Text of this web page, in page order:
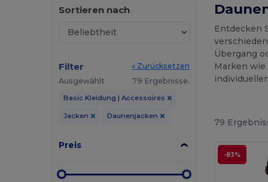
Sortieren nach
Filter
« Zurücksetzen
Ausgewählt
79 Ergebnisse.
Basic Kleidung | Accessoires
Jacken Daunenjacken
Preis
Entdecken
Übergang
Marken
79
-83%